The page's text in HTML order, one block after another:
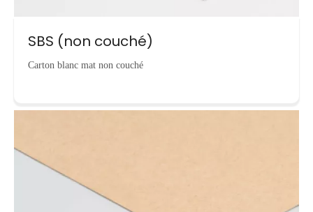
SBS (non couché)
Carton blanc mat non couché